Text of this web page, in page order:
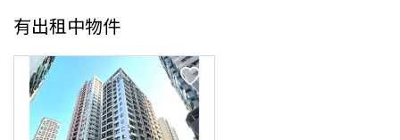
有出租中物件